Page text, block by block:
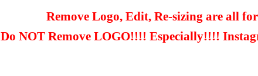
Remove Logo, Edit, Re-sizing are all
Do NOT Remove LOGO!!!! Especially!!!!